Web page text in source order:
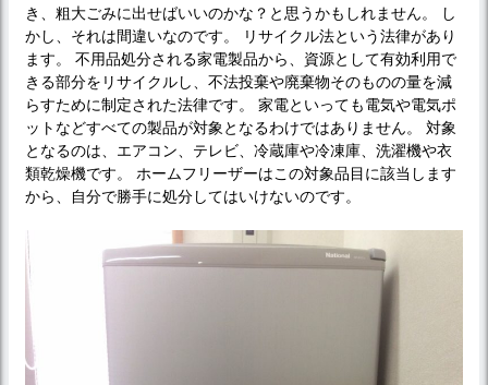
き、粗大ごみに出せばいいのかな？と思うかもしれません。 し
かし、それは間違いなのです。 リサイクル法という法律があり
ます。 不用品処分される家電製品から、資源として有効利用で
きる部分をリサイクルし、不法投棄や廃棄物そのものの量を減
らすために制定された法律です。 家電といっても電気や電気ポ
ットなどすべての製品が対象となるわけではありません。 対象
となるのは、エアコン、テレビ、冷蔵庫や冷凍庫、洗濯機や衣
類乾燥機です。 ホームフリーザーはこの対象品目に該当します
から、自分で勝手に処分してはいけないのです。